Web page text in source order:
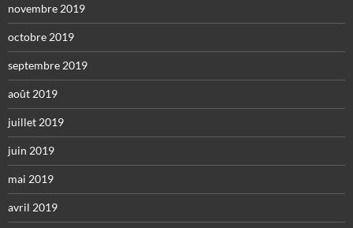
novembre 2019
octobre 2019
septembre 2019
août 2019
juillet 2019
juin 2019
mai 2019
avril 2019